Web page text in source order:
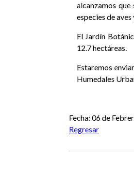
alcanzamos
especies de
El Jardín
12.7 hectáreas.
Estaremos
Humedales
Fecha: 06 de
Regresar